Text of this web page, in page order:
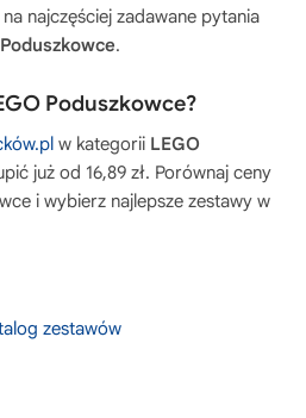
najczęściej zadawane pytania
.
Poduszkowce?
w kategorii LEGO
już od 16,89 zł. Porównaj ceny
i wybierz najlepsze zestawy w
zestawów